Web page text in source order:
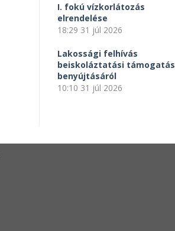
I. fokú vízkorlátozás
elrendelése
18:29 31 júl 2026
Lakossági felhívás
beiskoláztatási támogatás
benyújtásáról
10:10 31 júl 2026